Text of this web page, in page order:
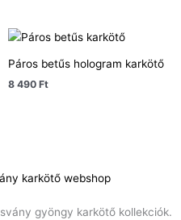
Páros betűs hologram karkötő
8 490 Ft
gyöngy karkötő kollekciók.